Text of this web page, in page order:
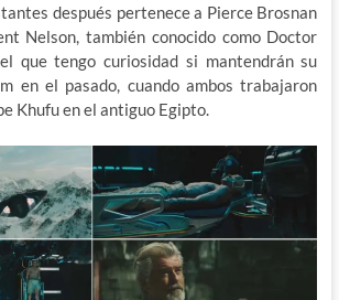
después pertenece a Pierce Brosnan
Nelson, también conocido como Doctor
que tengo curiosidad si mantendrán su
en el pasado, cuando ambos trabajaron
Khufu en el antiguo Egipto.